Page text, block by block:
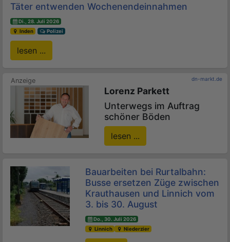
Täter entwenden Wochenendeinnahmen
Di., 28. Juli 2026
Inden
Polizei
lesen ...
dn-markt.de
Lorenz Parkett
Unterwegs im Auftrag
schöner Böden
lesen ...
Bauarbeiten bei Rurtalbahn:
Busse ersetzen Züge zwischen
Krauthausen und Linnich vom
3. bis 30. August
Do., 30. Juli 2026
Linnich
Niederzier